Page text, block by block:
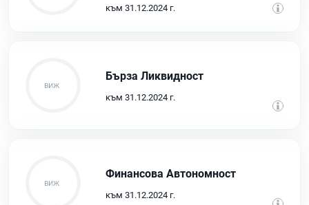
към 31.12.2024 г.
Бърза Ликвидност
към 31.12.2024 г.
Финансова Автономност
към 31.12.2024 г.